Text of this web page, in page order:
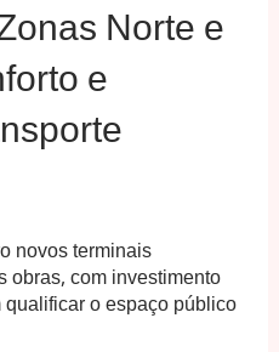
Norte e
e
novos terminais
obras, com investimento
o espaço público